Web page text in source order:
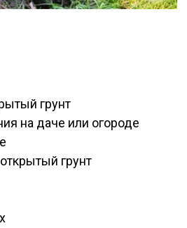
грунт
на даче или огороде
грунт